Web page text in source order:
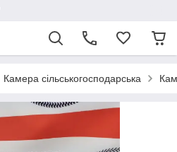
Камера сільськогосподарська